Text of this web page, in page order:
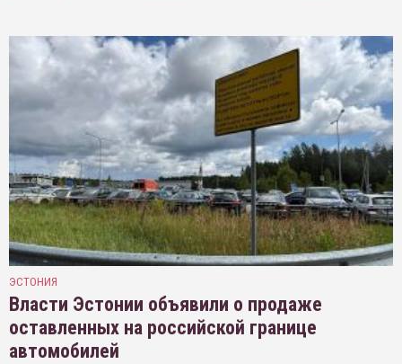
ЭСТОНИЯ
Власти Эстонии объявили о продаже
оставленных на российской границе
автомобилей